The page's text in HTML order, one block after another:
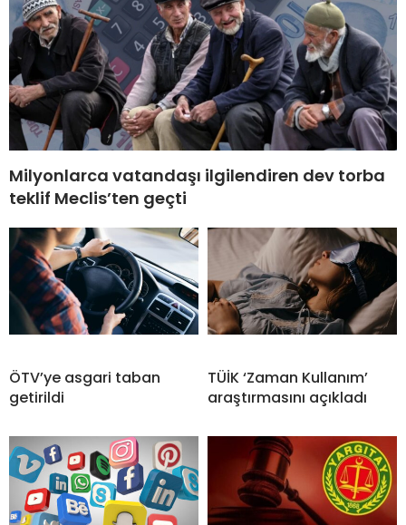
Milyonlarca vatandaşı ilgilendiren dev torba
teklif Meclis’ten geçti
ÖTV’ye asgari taban
getirildi
TÜİK ‘Zaman Kullanım’
araştırmasını açıkladı